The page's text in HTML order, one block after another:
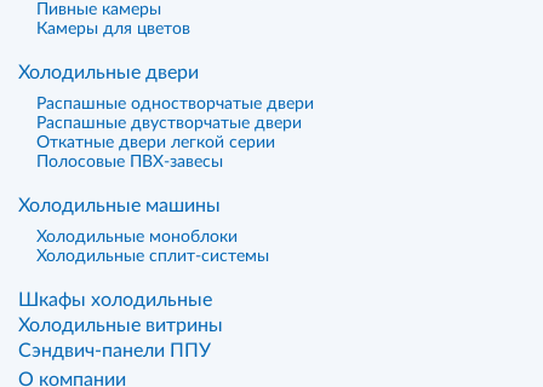
Пивные камеры
Камеры для цветов
Холодильные двери
Распашные одностворчатые двери
Распашные двустворчатые двери
Откатные двери легкой серии
Полосовые ПВХ-завесы
Холодильные машины
Холодильные моноблоки
Холодильные сплит-системы
Шкафы холодильные
Холодильные витрины
Сэндвич-панели ППУ
О компании